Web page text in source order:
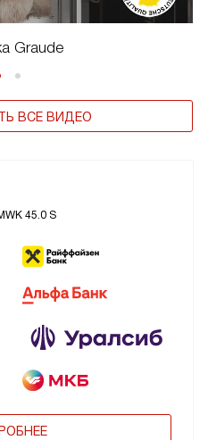
Graude
ВСЕ ВИДЕО
45.0 S